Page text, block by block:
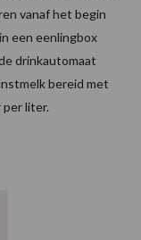
vanaf het begin
een eenlingbox
drinkautomaat
bereid met
liter.